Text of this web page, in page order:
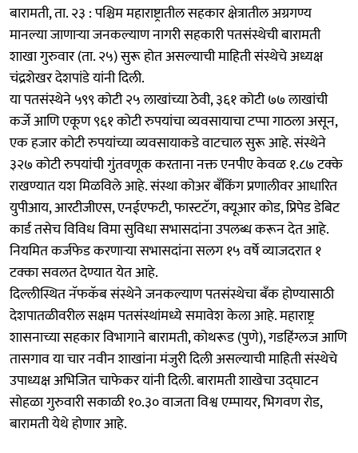
बारामती, ता. २३ : पश्चिम महाराष्ट्रातील सहकार क्षेत्रातील अग्रगण्य
मानल्या जाणाऱ्या जनकल्याण नागरी सहकारी पतसंस्थेची बारामती
शाखा गुरुवार (ता. २५) सुरू होत असल्याची माहिती संस्थेचे अध्यक्ष
चंद्रशेखर देशपांडे यांनी दिली.
या पतसंस्थेने ५९९ कोटी २५ लाखांच्या ठेवी, ३६१ कोटी ७७ लाखांची
कर्जे आणि एकूण ९६१ कोटी रुपयांचा व्यवसायाचा टप्पा गाठला असून,
एक हजार कोटी रुपयांच्या व्यवसायाकडे वाटचाल सुरू आहे. संस्थेने
३२७ कोटी रुपयांची गुंतवणूक करताना नक्त एनपीए केवळ १.८७ टक्के
राखण्यात यश मिळविले आहे. संस्था कोअर बँकिंग प्रणालीवर आधारित
युपीआय, आरटीजीएस, एनईएफटी, फास्टटॅग, क्यूआर कोड, प्रिपेड डेबिट
कार्ड तसेच विविध विमा सुविधा सभासदांना उपलब्ध करून देत आहे.
नियमित कर्जफेड करणाऱ्या सभासदांना सलग १५ वर्षे व्याजदरात १
टक्का सवलत देण्यात येत आहे.
दिल्लीस्थित नॅफकॅब संस्थेने जनकल्याण पतसंस्थेचा बँक होण्यासाठी
देशपातळीवरील सक्षम पतसंस्थांमध्ये समावेश केला आहे. महाराष्ट्र
शासनाच्या सहकार विभागाने बारामती, कोथरूड (पुणे), गडहिंग्लज आणि
तासगाव या चार नवीन शाखांना मंजुरी दिली असल्याची माहिती संस्थेचे
उपाध्यक्ष अभिजित चाफेकर यांनी दिली. बारामती शाखेचा उद्‍घाटन
सोहळा गुरुवारी सकाळी १०.३० वाजता विश्व एम्पायर, भिगवण रोड,
बारामती येथे होणार आहे.